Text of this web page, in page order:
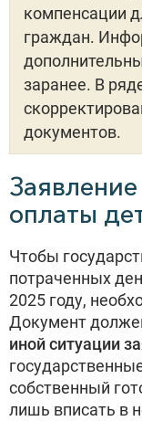
компенсации
граждан.
заранее. В
документов.
оплаты
Чтобы
потраченных
2025 году,
Документ
иной ситуации
собственный
лишь вписать в